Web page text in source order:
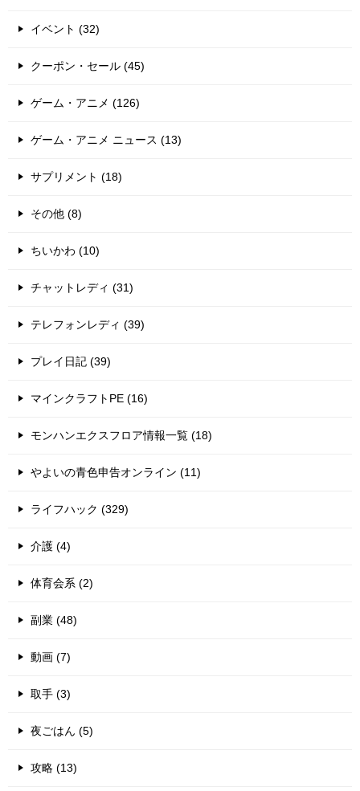
イベント (32)
クーポン・セール (45)
ゲーム・アニメ (126)
ゲーム・アニメ ニュース (13)
サプリメント (18)
その他 (8)
ちいかわ (10)
チャットレディ (31)
テレフォンレディ (39)
プレイ日記 (39)
マインクラフトPE (16)
モンハンエクスフロア情報一覧 (18)
やよいの青色申告オンライン (11)
ライフハック (329)
介護 (4)
体育会系 (2)
副業 (48)
動画 (7)
取手 (3)
夜ごはん (5)
攻略 (13)